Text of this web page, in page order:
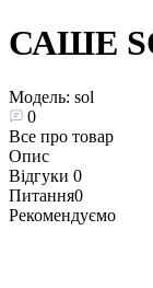
САШЕ
Модель: sol
0
Все про товар
Опис
Відгуки 0
Питання0
Рекомендуємо